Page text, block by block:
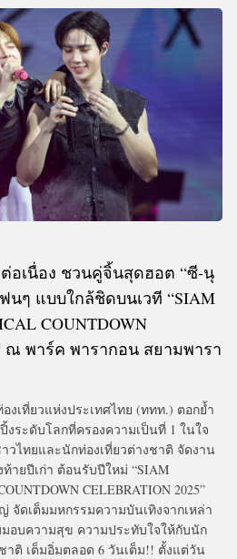
อเนื่อง ชวนคู่จิ้นสุดฮอต “ซี-นุ
ๆ แบบใกล้ชิดบนเวที “SIAM
COUNTDOWN
ณ พาร์ค พารากอน สยามพารา
งเที่ยวแห่งประเทศไทย (ททท.) ตอกย้ำ
ระดับโลกที่ครองความเป็นที่ 1 ในใจ
วไทยและนักท่องเที่ยวต่างชาติ จัดงาน
ายปีเก่า ต้อนรับปีใหม่ “SIAM
CELEBRATION 2025”
จัดเต็มมหกรรมความบันเทิงจากเหล่า
อบความสุข ความประทับใจให้กับนัก
าติ เต็มอิ่มตลอด 6 วันเต็ม!! ตั้งแต่วัน